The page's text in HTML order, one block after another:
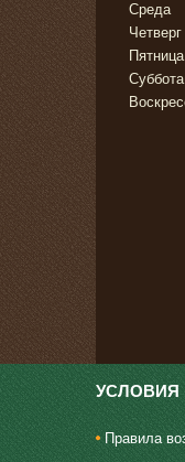
Среда
Четверг
Пятница
Суббота
УСЛОВИЯ
Правила